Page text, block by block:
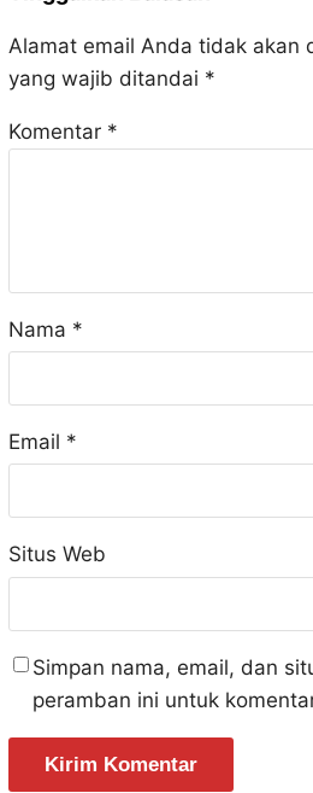
Alamat email Anda tidak akan
yang wajib ditandai *
Komentar *
Nama *
Email *
Situs Web
Simpan nama, email, dan
peramban ini untuk